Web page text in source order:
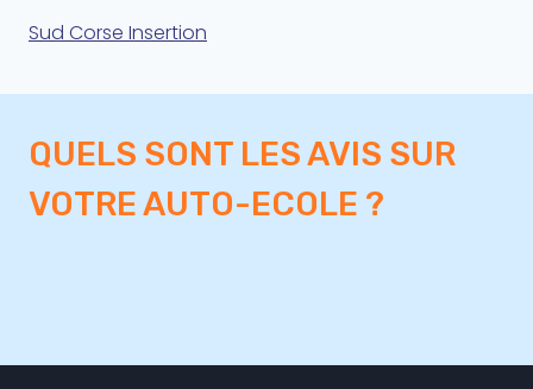
Sud Corse Insertion
QUELS SONT LES AVIS SUR
VOTRE AUTO-ECOLE ?